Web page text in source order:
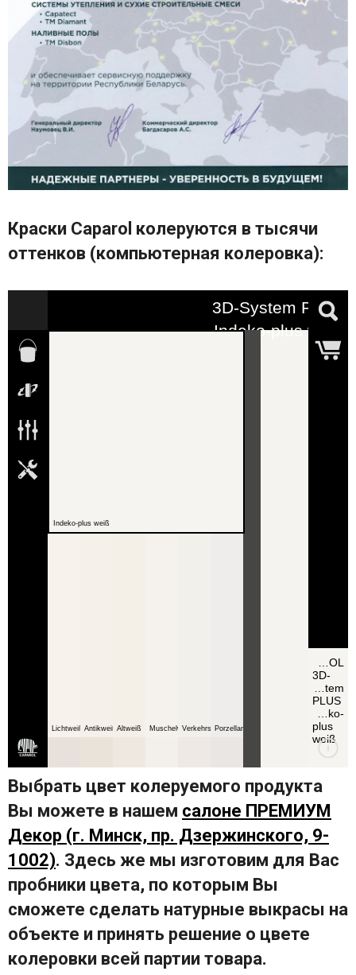
Краски Caparol колеруются в тысячи
оттенков (компьютерная колеровка):
Выбрать цвет колеруемого продукта
Вы можете в нашем салоне ПРЕМИУМ
Декор (г. Минск, пр. Дзержинского, 9-
1002). Здесь же мы изготовим для Вас
пробники цвета, по которым Вы
сможете сделать натурные выкрасы на
объекте и принять решение о цвете
колеровки всей партии товара.